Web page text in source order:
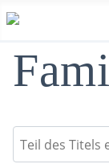
Teil des Titels